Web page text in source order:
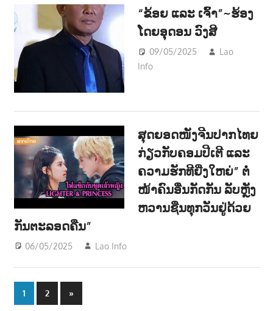
“ຂ້ອຍ ແລະ ເຈົ້າ”~ຮ້ອງ
ໂດຍອຸດອນ ວົງສີ
09/05/2025
Lao
Info
ສຸດຍອດໜັງຈີນປາກໄທຍ
ກ່ຽວກັບຄອມປີເຕີ ແລະ
ຄວາມຮັກທີຍີ່ງໃຫຍ່” ຕໍ່
ໜ້າຄົນອື່ນກັດກັນ ລັບຫຼັງ
ຫວານຊືນທຸກວັນຢູ່ດ້ວຍ
ກັນຕະລອດຄືນ”
06/05/2025 Lao Info
Posts
1 2
Next
Posts
»